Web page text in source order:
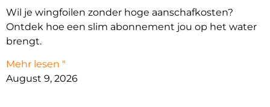
Wil je wingfoilen zonder hoge aanschafkosten?
Ontdek hoe een slim abonnement jou op het water
brengt.
Mehr lesen "
August 9, 2026